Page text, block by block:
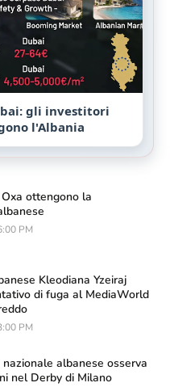
gli investitori
l'Albania
ottengono la
PM
Kleodiana Yzeiraj
di fuga al MediaWorld
PM
albanese osserva
nel Derby di Milano